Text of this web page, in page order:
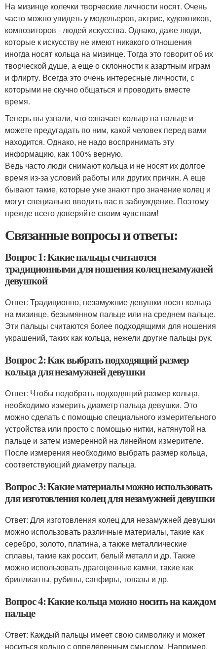
На мизинце колечки творческие личности носят. Очень
часто можно увидеть у модельеров, актрис, художников,
композиторов - людей искусства. Однако, даже люди,
которые к искусству не имеют никакого отношения
иногда носят кольца на мизинце. Тогда это говорит об их
творческой душе, а еще о склонности к азартным играм
и флирту. Всегда это очень интересные личности, с
которыми не скучно общаться и проводить вместе
время.
Теперь вы узнали, что означает кольцо на пальце и
можете предугадать по ним, какой человек перед вами
находится. Однако, не надо воспринимать эту
информацию, как 100% верную.
Ведь часто люди снимают кольца и не носят их долгое
время из-за условий работы или других причин. А еще
бывают такие, которые уже знают про значение колец и
могут специально вводить вас в заблуждение. Поэтому
прежде всего доверяйте своим чувствам!
Связанные вопросы и ответы:
Вопрос 1: Какие пальцы считаются
традиционными для ношения колец незамужней
девушкой
Ответ: Традиционно, незамужние девушки носят кольца
на мизинце, безымянном пальце или на среднем пальце.
Эти пальцы считаются более подходящими для ношения
украшений, таких как кольца, нежели другие пальцы рук.
Вопрос 2: Как выбрать подходящий размер
кольца для незамужней девушки
Ответ: Чтобы подобрать подходящий размер кольца,
необходимо измерить диаметр пальца девушки. Это
можно сделать с помощью специального измерительного
устройства или просто с помощью нитки, натянутой на
пальце и затем измеренной на линейном измерителе.
После измерения необходимо выбрать размер кольца,
соответствующий диаметру пальца.
Вопрос 3: Какие материалы можно использовать
для изготовления колец для незамужней девушки
Ответ: Для изготовления колец для незамужней девушки
можно использовать различные материалы, такие как
серебро, золото, платина, а также металлические
сплавы, такие как россит, белый металл и др. Также
можно использовать драгоценные камни, такие как
бриллианты, рубины, сапфиры, топазы и др.
Вопрос 4: Какие кольца можно носить на каждом
пальце
Ответ: Каждый пальцы имеет свою символику и может
носиться кольцо с определенным смыслом. Например,